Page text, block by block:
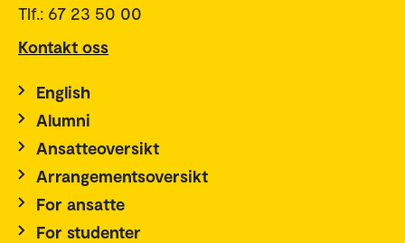
Tlf.: 67 23 50 00
Kontakt oss
English
Alumni
Ansatteoversikt
Arrangementsoversikt
For ansatte
For studenter